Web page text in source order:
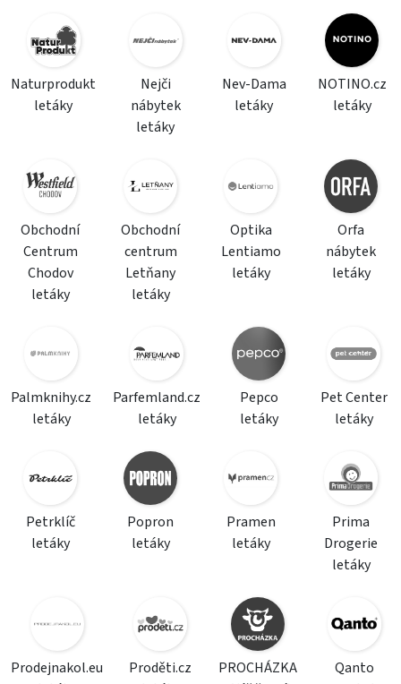
Naturprodukt
letáky
Nejči
nábytek
letáky
Nev-Dama
letáky
NOTINO.cz
letáky
Obchodní
Centrum
Chodov
letáky
Obchodní
centrum
Letňany
letáky
Optika
Lentiamo
letáky
Orfa
nábytek
letáky
Palmknihy.cz
letáky
Parfemland.cz
letáky
Pepco
letáky
Pet Center
letáky
Petrklíč
letáky
Popron
letáky
Pramen
letáky
Prima
Drogerie
letáky
Prodejnakol.eu
Proděti.cz
PROCHÁZKA
Qanto